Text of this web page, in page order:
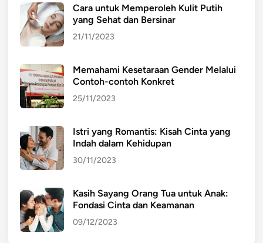
Cara untuk Memperoleh Kulit Putih
yang Sehat dan Bersinar
21/11/2023
Memahami Kesetaraan Gender Melalui
Contoh-contoh Konkret
25/11/2023
Istri yang Romantis: Kisah Cinta yang
Indah dalam Kehidupan
30/11/2023
Kasih Sayang Orang Tua untuk Anak:
Fondasi Cinta dan Keamanan
09/12/2023